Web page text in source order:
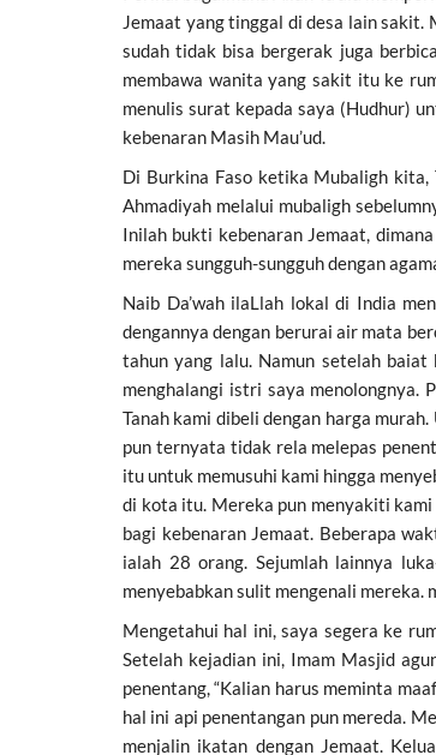
Jemaat yang tinggal di desa lain sakit.
sudah tidak bisa bergerak juga
membawa wanita yang sakit itu ke
menulis surat kepada saya (Hudhur)
kebenaran Masih Mau’ud.
Di Burkina Faso ketika Mubaligh kita,
Ahmadiyah melalui mubaligh
Inilah bukti kebenaran Jemaat,
mereka sungguh-sungguh dengan
Naib Da’wah ilaLlah lokal di India
dengannya dengan berurai air mata
tahun yang lalu. Namun setelah baiat
menghalangi istri saya menolongnya.
Tanah kami dibeli dengan harga
pun ternyata tidak rela melepas
itu untuk memusuhi kami hingga
di kota itu. Mereka pun menyakiti kami
bagi kebenaran Jemaat. Beberapa
ialah 28 orang. Sejumlah lainnya
menyebabkan sulit mengenali mereka.
Mengetahui hal ini, saya segera ke
Setelah kejadian ini, Imam Masjid
penentang, “Kalian harus meminta
hal ini api penentangan pun mereda.
menjalin ikatan dengan Jemaat.